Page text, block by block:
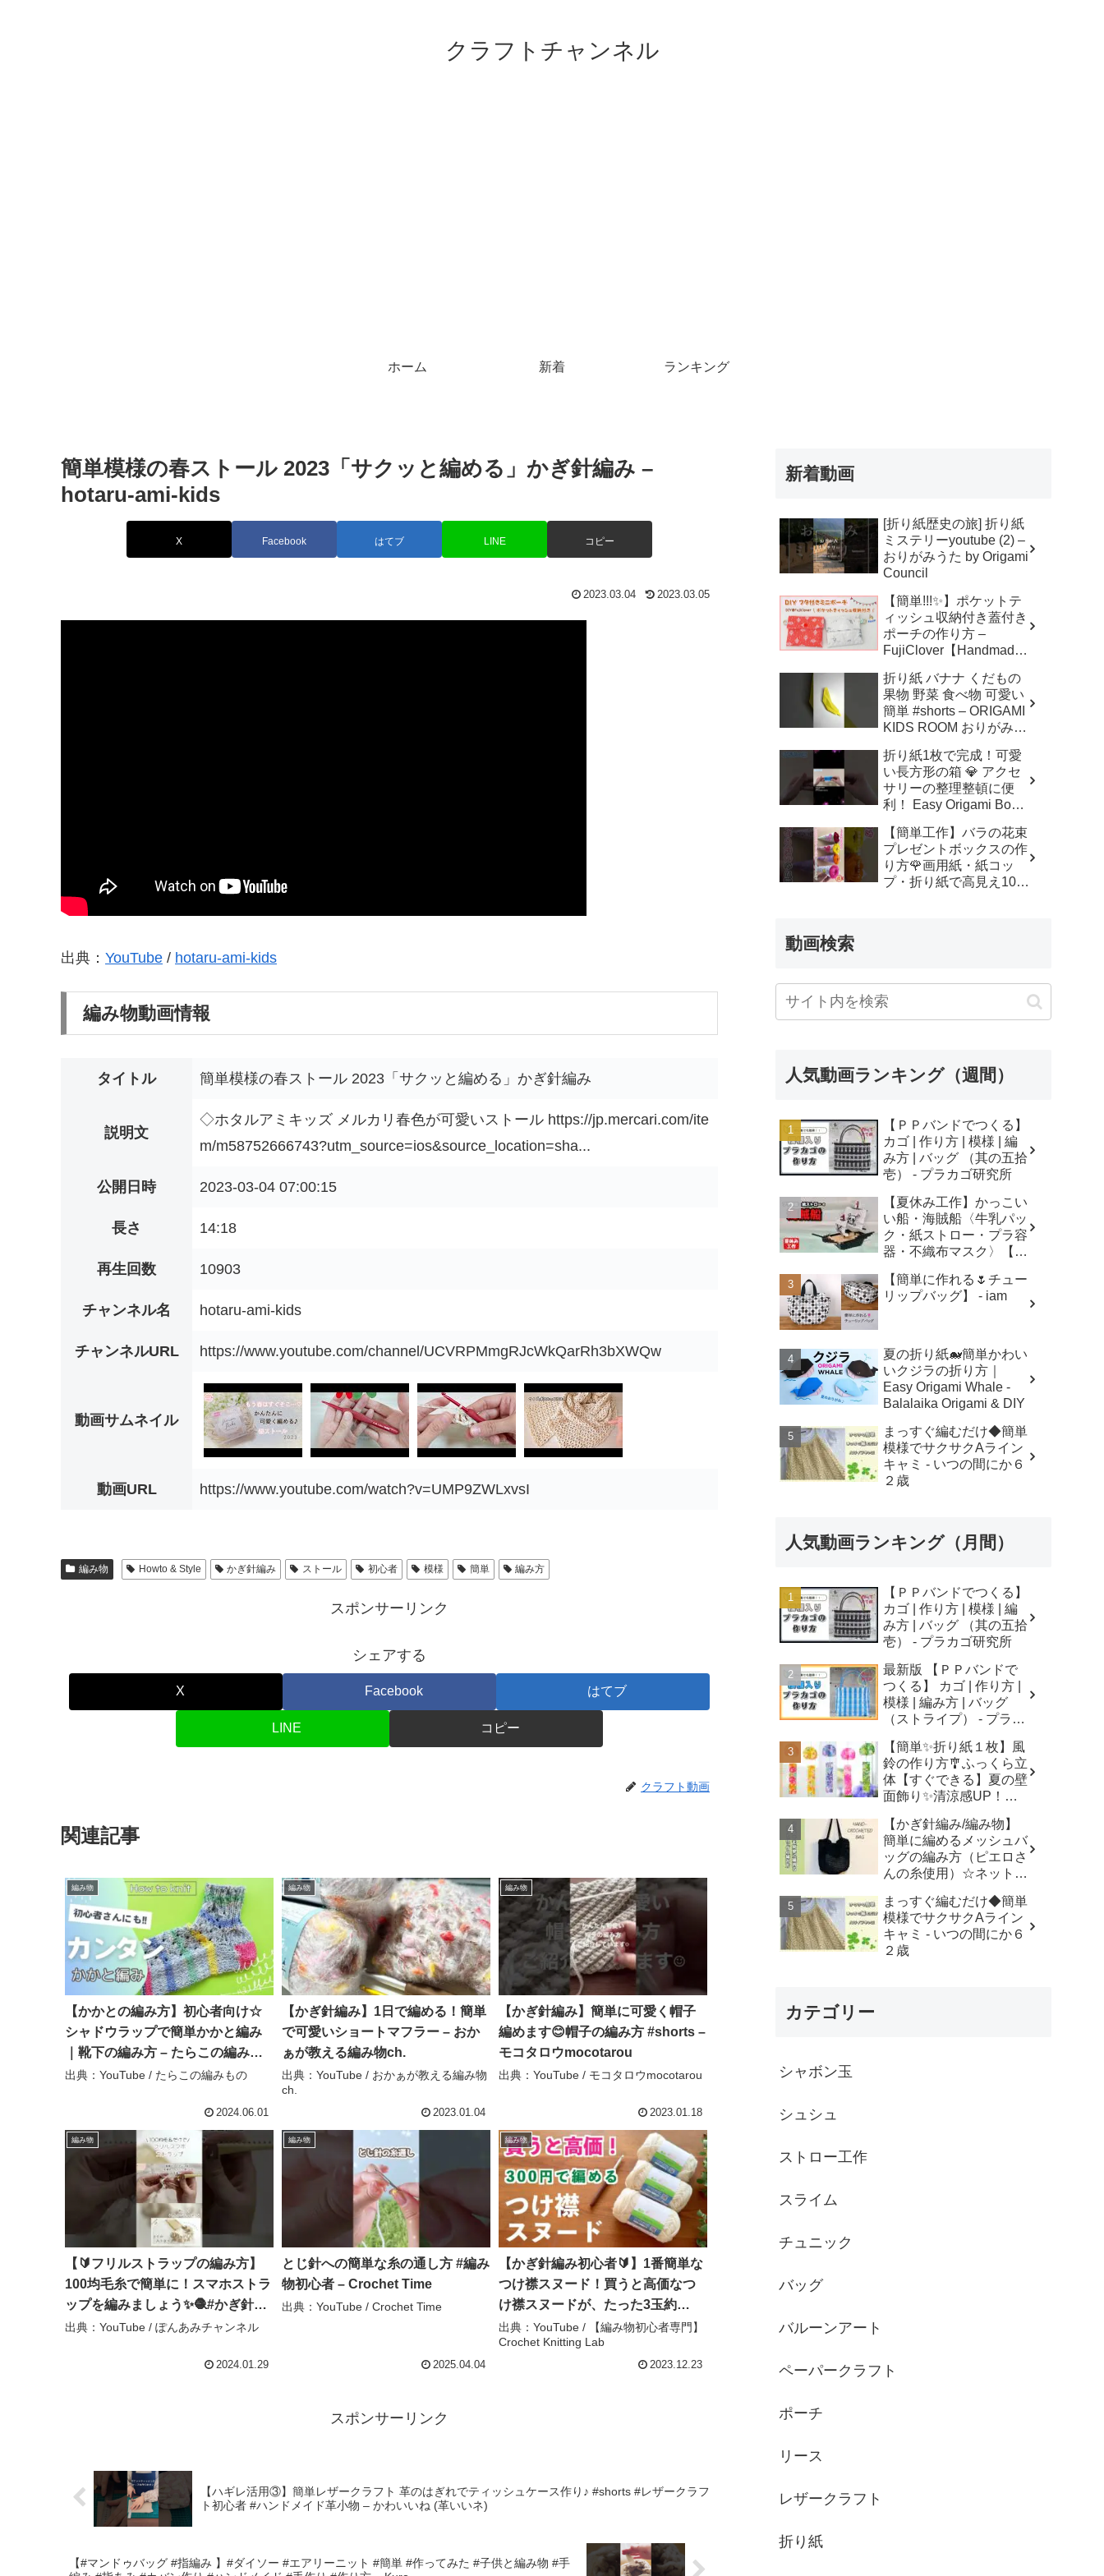
クラフトチャンネル
ホーム 新着 ランキング
簡単模様の春ストール 2023「サクッと編める」かぎ針編み –
hotaru-ami-kids
X Facebook はてブ LINE コピー
2023.03.04 2023.03.05
出典： YouTube / hotaru-ami-kids
編み物動画情報
タイトル 簡単模様の春ストール 2023「サクッと編める」かぎ針編み
説明文
◇ホタルアミキッズ メルカリ春色が可愛いストール https://jp.mercari.com/ite
m/m58752666743?utm_source=ios&source_location=sha...
公開日時 2023-03-04 07:00:15
長さ 14:18
再生回数 10903
チャンネル名 hotaru-ami-kids
チャンネルURL https://www.youtube.com/channel/UCVRPMmgRJcWkQarRh3bXWQw
動画サムネイル
動画URL https://www.youtube.com/watch?v=UMP9ZWLxvsI
編み物 Howto & Style かぎ針編み ストール 初心者 模様 簡単 編み方
スポンサーリンク
シェアする
X Facebook はてブ
LINE コピー
クラフト動画
関連記事
編み物
【かかとの編み方】初心者向け☆
シャドウラップで簡単かかと編み
｜靴下の編み方 – たらこの編みも
の
出典：YouTube / たらこの編みもの
2024.06.01
編み物
【かぎ針編み】1日で編める！簡単
で可愛いショートマフラー – おか
ぁが教える編み物ch.
出典：YouTube / おかぁが教える編み物
ch.
2023.01.04
編み物
【かぎ針編み】簡単に可愛く帽子
編めます😊帽子の編み方 #shorts –
モコタロウmocotarou
出典：YouTube / モコタロウmocotarou
2023.01.18
編み物
【🔰フリルストラップの編み方】
100均毛糸で簡単に！スマホストラ
ップを編みましょう✨🧶#かぎ針編
み#編み方＃簡単#初心者#ストラッ
出典：YouTube / ぽんあみチャンネル
2024.01.29
編み物
とじ針への簡単な糸の通し方 #編み
物初心者 – Crochet Time
出典：YouTube / Crochet Time
2025.04.04
編み物
【かぎ針編み初心者🔰】1番簡単な
つけ襟スヌード！買うと高価なつ
け襟スヌードが、たった3玉約
￥300で編める！｜こま編みと中長
編みの畝（うね）編みをずっと編
むだけ簡単！高見え！暖かい！｜
出典：YouTube / 【編み物初心者専門】
Crochet Knitting Lab
2023.12.23
スポンサーリンク
【ハギレ活用③】簡単レザークラフト 革のはぎれでティッシュケース作り♪ #shorts #レザークラフ
ト初心者 #ハンドメイド革小物 – かわいいね (革いいネ)
【#マンドゥバッグ #指編み 】#ダイソー #エアリーニット #簡単 #作ってみた #子供と編み物 #手
新着動画
[折り紙歴史の旅] 折り紙
ミステリーyoutube (2) –
おりがみうた by Origami
Council
【簡単!!!✨】ポケットテ
ィッシュ収納付き蓋付き
ポーチの作り方 –
FujiClover【Handmade
折り紙 バナナ くだもの
果物 野菜 食べ物 可愛い
簡単 #shorts – ORIGAMI
KIDS ROOM おりがみキ
折り紙1枚で完成！可愛
い長方形の箱 💎 アクセ
サリーの整理整頓に便
利！ Easy Origami Box |
子 クリスマス 箱 は
こ – Origami hana’s
channel
【簡単工作】バラの花束
プレゼントボックスの作
り方🌹画用紙・紙コッ
プ・折り紙で高見え100
動画検索
人気動画ランキング（週間）
【ＰＰバンドでつくる】
カゴ | 作り方 | 模様 | 編
み方 | バッグ （其の五拾
壱） - プラカゴ研究所
【夏休み工作】かっこい
い船・海賊船〈牛乳パッ
ク・紙ストロー・プラ容
器・不織布マスク〉【自
作・廃材手作りおもちゃ
- ちゃんねるできたくん
【簡単に作れる🌷チュー
リップバッグ】 - iam
夏の折り紙🐋簡単かわい
いクジラの折り方｜
Easy Origami Whale -
Balalaika Origami & DIY
まっすぐ編むだけ◆簡単
模様でサクサクAライン
キャミ - いつの間にか６
２歳
人気動画ランキング（月間）
【ＰＰバンドでつくる】
カゴ | 作り方 | 模様 | 編
み方 | バッグ （其の五拾
壱） - プラカゴ研究所
最新版 【ＰＰバンドで
つくる】 カゴ | 作り方 |
模様 | 編み方 | バッグ
（ストライプ） - プラカ
【簡単✨折り紙１枚】風
鈴の作り方🎐ふっくら立
体【すぐできる】夏の壁
面飾り✨清涼感UP！無
Origami Wind Chimes -
はなみこと
【かぎ針編み/編み物】
簡単に編めるメッシュバ
ッグの編み方（ピエロさ
んの糸使用）☆ネットバ
mesh bag/tutorial - そろ
そろはじめよう
☆crochet
まっすぐ編むだけ◆簡単
模様でサクサクAライン
キャミ - いつの間にか６
２歳
カテゴリー
シャボン玉
シュシュ
ストロー工作
スライム
チュニック
バッグ
バルーンアート
ペーパークラフト
ポーチ
リース
レザークラフト
折り紙